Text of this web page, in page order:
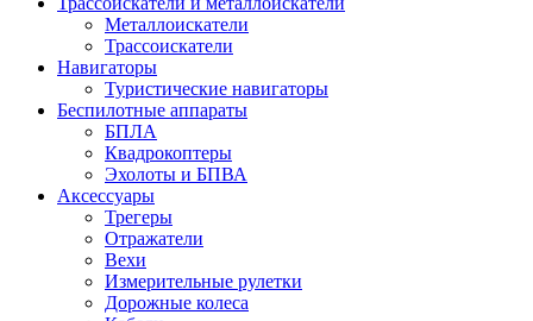
Металлоискатели
Трассоискатели
Навигаторы
Туристические навигаторы
Беспилотные аппараты
БПЛА
Квадрокоптеры
Эхолоты и БПВА
Аксессуары
Трегеры
Отражатели
Вехи
Измерительные рулетки
Дорожные колеса